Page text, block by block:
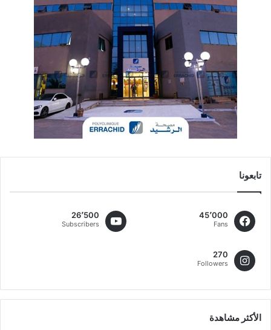
تابعونا
45٬000
Fans
26٬500
Subscribers
270
Followers
الأكثر مشاهدة